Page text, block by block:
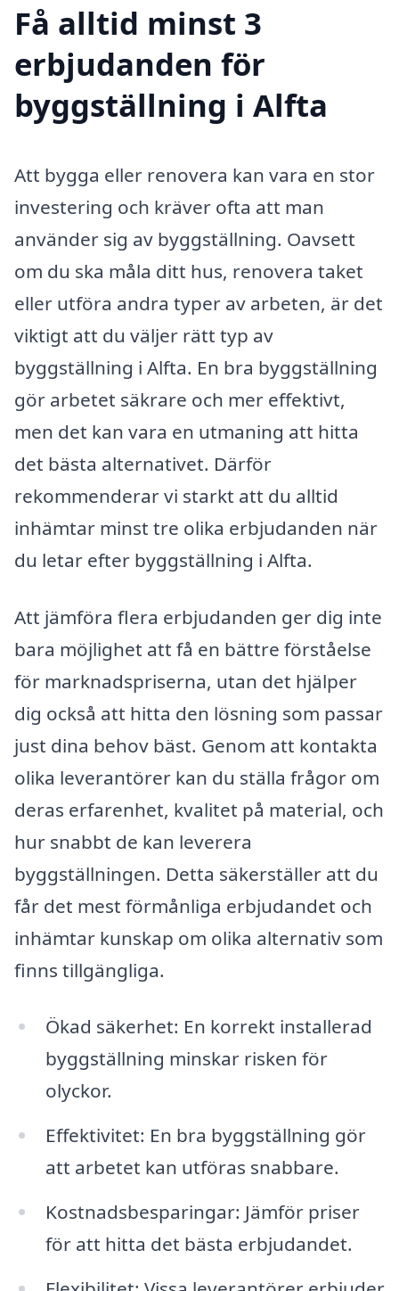
Få alltid minst 3
erbjudanden för
byggställning i Alfta
Att bygga eller renovera kan vara en stor
investering och kräver ofta att man
använder sig av byggställning. Oavsett
om du ska måla ditt hus, renovera taket
eller utföra andra typer av arbeten, är det
viktigt att du väljer rätt typ av
byggställning i Alfta. En bra byggställning
gör arbetet säkrare och mer effektivt,
men det kan vara en utmaning att hitta
det bästa alternativet. Därför
rekommenderar vi starkt att du alltid
inhämtar minst tre olika erbjudanden när
du letar efter byggställning i Alfta.
Att jämföra flera erbjudanden ger dig inte
bara möjlighet att få en bättre förståelse
för marknadspriserna, utan det hjälper
dig också att hitta den lösning som passar
just dina behov bäst. Genom att kontakta
olika leverantörer kan du ställa frågor om
deras erfarenhet, kvalitet på material, och
hur snabbt de kan leverera
byggställningen. Detta säkerställer att du
får det mest förmånliga erbjudandet och
inhämtar kunskap om olika alternativ som
finns tillgängliga.
Ökad säkerhet: En korrekt installerad
byggställning minskar risken för
olyckor.
Effektivitet: En bra byggställning gör
att arbetet kan utföras snabbare.
Kostnadsbesparingar: Jämför priser
för att hitta det bästa erbjudandet.